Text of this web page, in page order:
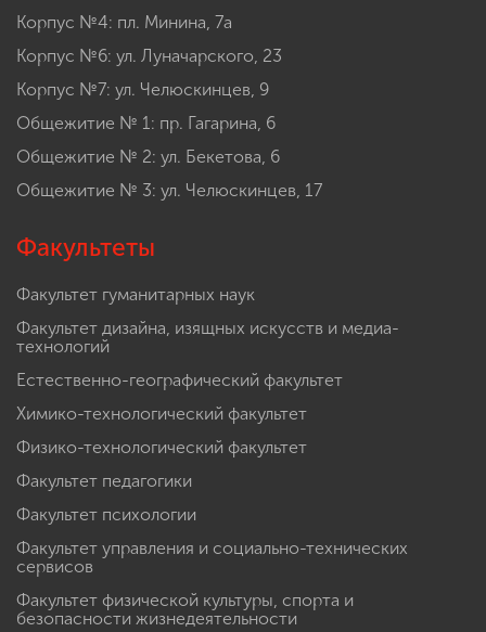
Корпус №4: пл. Минина, 7а
Корпус №6: ул. Луначарского, 23
Корпус №7: ул. Челюскинцев, 9
Общежитие № 1: пр. Гагарина, 6
Общежитие № 2: ул. Бекетова, 6
Общежитие № 3: ул. Челюскинцев, 17
Факультеты
Факультет гуманитарных наук
Факультет дизайна, изящных искусств и медиа-
технологий
Естественно-географический факультет
Химико-технологический факультет
Физико-технологический факультет
Факультет педагогики
Факультет психологии
Факультет управления и социально-технических
сервисов
Факультет физической культуры, спорта и
безопасности жизнедеятельности